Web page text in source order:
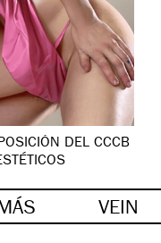
DEL CCCB
VEIN